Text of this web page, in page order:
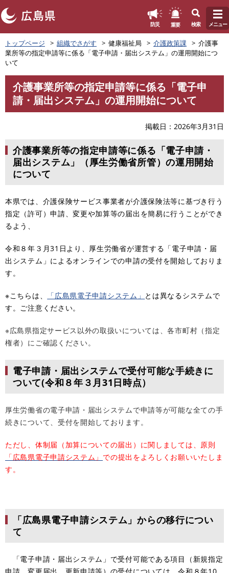
ペ
ー
ジ
の
す
防災 重要 検索 メニュー
トップページ 組織でさがす 健康福祉局 介護政策課
介護事
業所等の指定申請等に係る「電子申請・届出システム」の運用開始につ
いて
介護事業所等の指定申請等に係る「電子申
請・届出システム」の運用開始について
掲載日 2026年3月31日
介護事業所等の指定申請等に係る「電子申請・
届出システム」（厚生労働省所管）の運用開始
について
本県では、​介護保険サービス事業者が介護保険法等に基づき行う
指定（許可）申請、変更や加算等の届出を簡易に行うことができ
るよう、
令和８年３月31日より、厚生労働省が運営する「電子申請・届
出システム」によるオンラインでの申請の受付を開始しておりま
す。
※こちらは、 「広島県電子申請システム」 とは異なるシステムで
す。ご注意ください。
※広島県指定サービス以外の取扱いについては、各市町村（指定
権者）にご確認ください。
電子申請・届出システムで受付可能な手続きに
ついて(令和８年３月31日時点）
厚生労働省の電子申請・届出システムで申請等が可能な全ての手
続きについて、受付を開始しております。
ただし、体制届（加算についての届出）に関しましては、原則
「広島県電子申請システム」 での提出をよろしくお願いいたしま
す。
「広島県電子申請システム」からの移行につい
て
「電子申請・届出システム」で受付可能である項目（新規指定